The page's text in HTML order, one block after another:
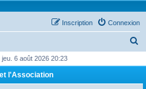
Connexion
Inscription
h
6 août 2026 20:23
l'Association